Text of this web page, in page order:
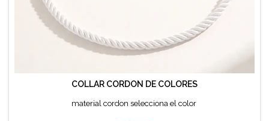
COLLAR CORDON DE COLORES
material cordon selecciona el color